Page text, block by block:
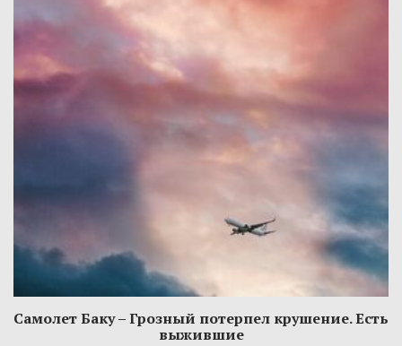
Самолет Баку – Грозный потерпел крушение. Есть
выжившие